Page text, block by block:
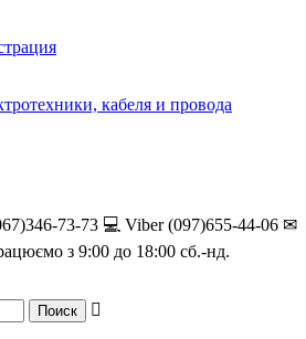
73-73 💻 Viber (097)655-44-06 ✉
з 9:00 до 18:00 сб.-нд.